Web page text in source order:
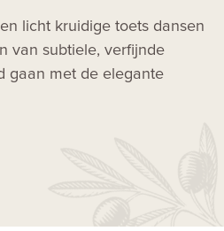
licht kruidige toets dansen
van subtiele, verfijnde
gaan met de elegante